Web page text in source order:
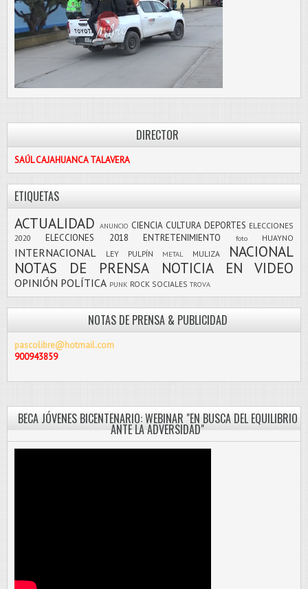
DIRECTOR
SAÚL CAJAHUANCA TALAVERA
ETIQUETAS
ACTUALIDAD ANUNCIO CIENCIA CULTURA DEPORTES ELECCIONES
2020
ELECCIONES 2018 ENTRETENIMIENTO foto HUAYNO
INTERNACIONAL LEY PULPÍN METAL MULIZA
NACIONAL
NOTAS DE PRENSA
NOTICIA EN VIDEO
OPINIÓN POLÍTICA PUNK ROCK SOCIALES TROVA
NOTAS DE PRENSA & PUBLICIDAD
pascolibre@hotmail.com
900943859
BECA JÓVENES BICENTENARIO: WEBINAR "EN BUSCA DEL EQUILIBRIO
ANTE LA ADVERSIDAD"